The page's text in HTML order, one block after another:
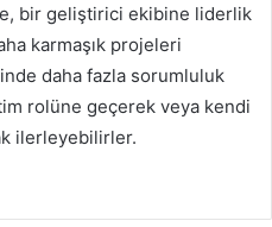
bir geliştirici ekibine liderlik
karmaşık projeleri
daha fazla sorumluluk
rolüne geçerek veya kendi
ilerleyebilirler.